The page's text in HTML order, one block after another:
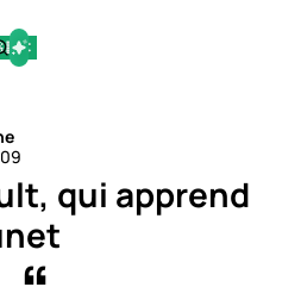
qui apprend